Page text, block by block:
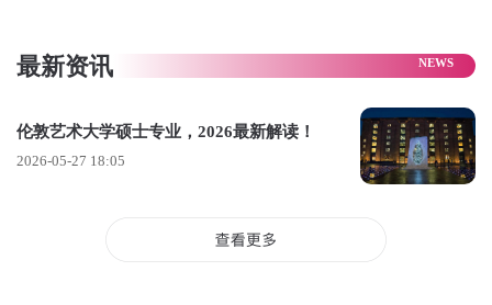
核心方向：数据可视化设计硕士课程以智能探究与实践研究为
驱动，培养将数据转化为创意叙事的能力，并灵活运用印刷、
就业前景：数据可视化设计师 / 前端工程师 、UX/UI设计师（可
视化方向）、BI分析师 / 数据产品设计师、数据记者 / 媒体设计
师、创意技术专家 / 交互开发者。
最新资讯
伦敦艺术大学硕士专业，2026最新解读！
2026-05-27 18:05